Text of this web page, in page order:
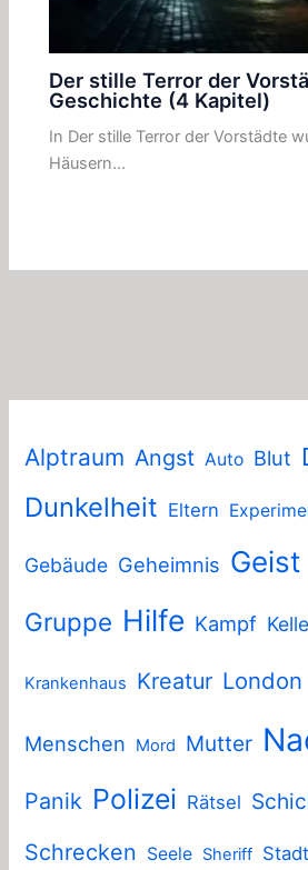
Alptraum Angst Auto Blut
Dunkelheit Eltern
Gebäude Geheimnis Geist
Gruppe Hilfe Kampf
Krankenhaus Kreatur London
Menschen Mord Mutter
Panik Polizei Rätsel
Schrecken
Seele Sheriff Stadt
Der stille Terror der
Geschichte (4 Kapitel)
In Der stille Terror der Vorstädte
Häusern…